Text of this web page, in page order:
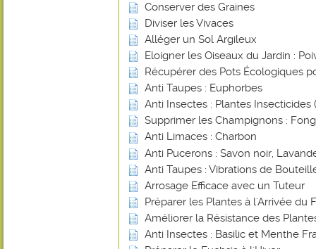
Conserver des Graines
Diviser les Vivaces
Alléger un Sol Argileux
Eloigner les Oiseaux du Jardin :
Récupérer des Pots Écologiques
Anti Taupes : Euphorbes
Anti Insectes : Plantes Insecticides
Supprimer les Champignons :
Anti Limaces : Charbon
Anti Pucerons : Savon noir,
Anti Taupes : Vibrations de
Arrosage Efficace avec un Tuteur
Préparer les Plantes à l'Arrivée du
Améliorer la Résistance des
Anti Insectes : Basilic et Menthe